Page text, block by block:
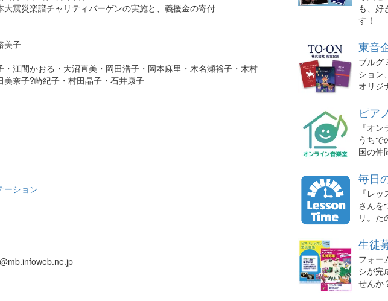
大震災楽譜チャリティバーゲンの実施と、義援金の寄付
子
・江間かおる・大沼直美・岡田浩子・岡本麻里・木名瀬裕子・木村
美奈子?崎紀子・村田晶子・石井康子
ーション
も、好
す！
東音
ブルグ
ション
オリジ
ピア
『オ
うちで
国の仲
毎日
『レ
さんを
リ。た
生徒
フォー
シが完
せんか